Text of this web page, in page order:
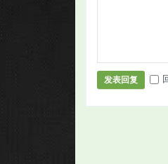
发表回复